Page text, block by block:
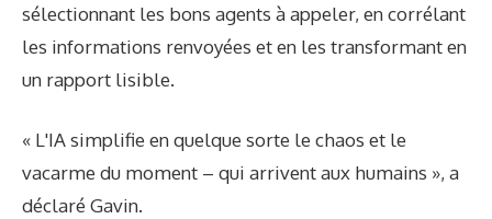
sélectionnant les bons agents à appeler, en corrélant
les informations renvoyées et en les transformant en
un rapport lisible.
« L'IA simplifie en quelque sorte le chaos et le
vacarme du moment – ​​qui arrivent aux humains », a
déclaré Gavin.